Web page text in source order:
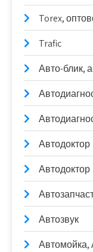
Torex,
Trafic
Авто-блик,
Автодоктор
Автодоктор
Автозвук
Автомойка,